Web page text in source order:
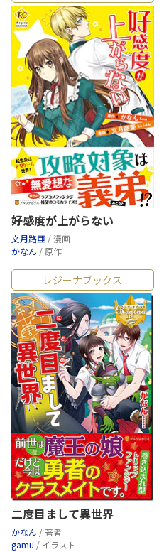
好感度が上がらない
文月路亜 / 漫画
かなん / 原作
レジーナブックス
二度目まして異世界
かなん / 著者
gamu / イラスト